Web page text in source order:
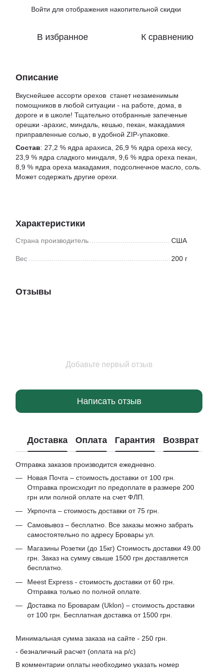
Войти для отображения накопительной скидки
В избранное К сравнению
Описание
Вкуснейшее ассорти орехов станет незаменимым
помощников в любой ситуации - на работе, дома, в
дороге и в школе! Тщательно отобранные запеченые
орешки -арахис, миндаль, кешью, пекан, макадамия
приправленные солью, в удобной ZIP-упаковке.
Состав: 27,2 % ядра арахиса, 26,9 % ядра ореха кесу,
23,9 % ядра сладкого миндаля, 9,6 % ядра ореха пекан,
8,9 % ядра ореха макадамия, подсолнечное масло, соль.
Может содержать другие орехи.
Характеристики
Страна производитель США
Вес 200 г
Отзывы
Добавьте первый отзыв
Написать отзыв
Доставка Оплата Гарантия Возврат
Отправка заказов производится ежедневно.
Новая Почта – стоимость доставки от 100 грн.
Отправка происходит по предоплате в размере 200
грн или полной оплате на счет ФЛП.
Укрпочта – стоимость доставки от 75 грн.
Самовывоз – бесплатно. Все заказы можно забрать
самостоятельно по адресу Бровары ул.
Магазины Розетки (до 15кг) Стоимость доставки 49.00
грн. Заказ на сумму свыше 1500 грн доставляется
бесплатно.
Meest Express - стоимость доставки от 60 грн.
Отправка только по полной оплате.
Доставка по Броварам (Uklon) – стоимость доставки
от 100 грн. Бесплатная доставка от 1500 грн.
Минимальная сумма заказа на сайте - 250 грн.
- безналичный расчет (оплата на р/с)
В комментарии оплаты необходимо указать номер